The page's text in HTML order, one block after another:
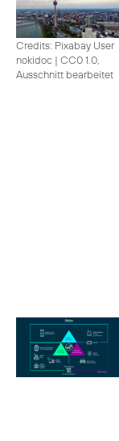
Credits: Pixabay User
nokidoc | CC0 1.0,
Ausschnitt bearbeitet